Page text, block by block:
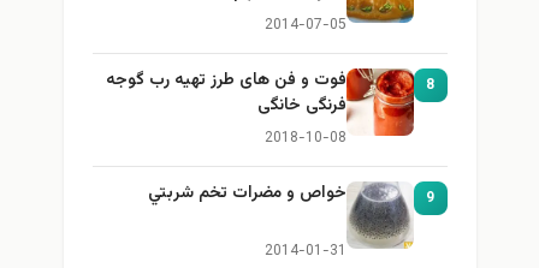
2014-07-05
8
فوت و فن های طرز تهیه رب گوجه
فرنگی خانگی
2018-10-08
9 خواص و مضرات تخم شربتي
2014-01-31